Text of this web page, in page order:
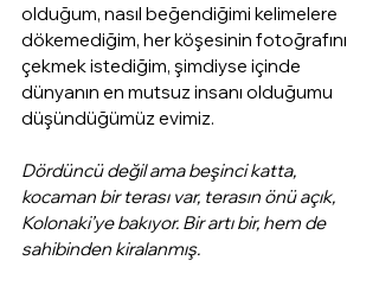
olduğum, nasıl beğendiğimi kelimelere
dökemediğim, her köşesinin fotoğrafını
çekmek istediğim, şimdiyse içinde
dünyanın en mutsuz insanı olduğumu
düşündüğümüz evimiz.
Dördüncü değil ama beşinci katta,
kocaman bir terası var, terasın önü açık,
Kolonaki’ye bakıyor. Bir artı bir, hem de
sahibinden kiralanmış.